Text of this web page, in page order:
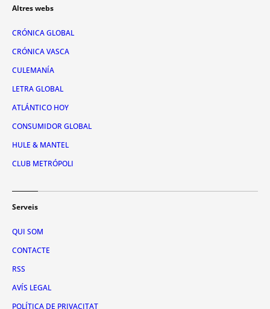
Altres webs
CRÓNICA GLOBAL
CRÓNICA VASCA
CULEMANÍA
LETRA GLOBAL
ATLÁNTICO HOY
CONSUMIDOR GLOBAL
HULE & MANTEL
CLUB METRÓPOLI
Serveis
QUI SOM
CONTACTE
RSS
AVÍS LEGAL
POLÍTICA DE PRIVACITAT